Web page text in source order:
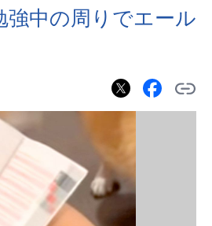
強中の周りでエール